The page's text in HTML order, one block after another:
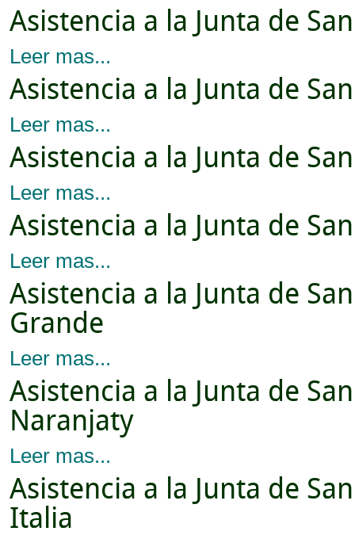
Asistencia a la Junta de
Leer mas...
Asistencia a la Junta de
Leer mas...
Asistencia a la Junta de
Leer mas...
Asistencia a la Junta de
Leer mas...
Asistencia a la Junta de
Grande
Leer mas...
Asistencia a la Junta de
Naranjaty
Leer mas...
Asistencia a la Junta de
Italia